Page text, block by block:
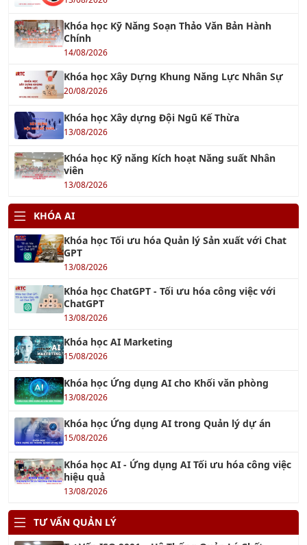
OHSAS 18001 : 2007
19/09/2018
01/10/2016
TIN TỨC ĐÀO TẠO
Khóa học Kỹ năng Xây Dựng Quy Trình Nghiệp Vụ chuyên
nghiệp